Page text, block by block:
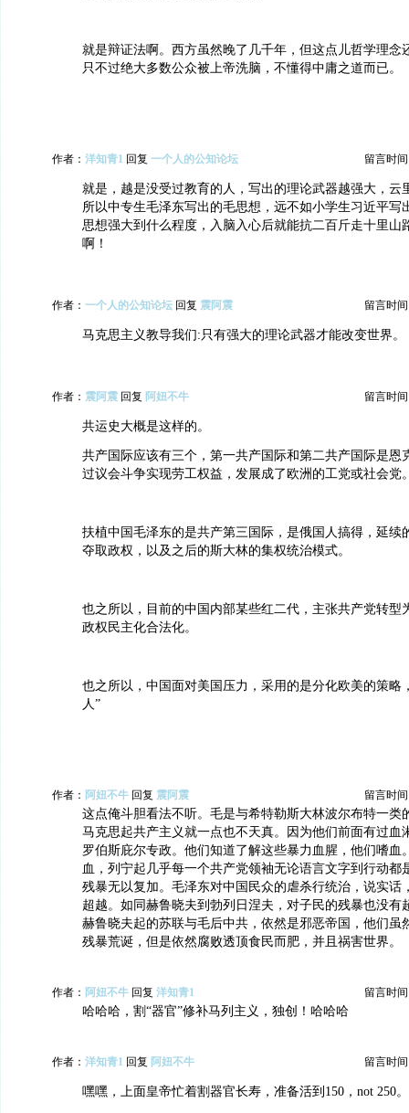
就是辩证法啊。西方虽然晚了几千年，但这点儿哲学理念
只不过绝大多数公众被上帝洗脑，不懂得中庸之道而已。
作者： 洋知青1 回复 一个人的公知论坛 留言时间
就是，越是没受过教育的人，写出的理论武器越强大，云
所以中专生毛泽东写出的毛思想，远不如小学生习近平写
思想强大到什么程度，入脑入心后就能抗二百斤走十里山
啊！
作者： 一个人的公知论坛 回复 震阿震 留言时间
马克思主义教导我们:只有强大的理论武器才能改变世界。
作者： 震阿震 回复 阿妞不牛 留言时间
共运史大概是这样的。
共产国际应该有三个，第一共产国际和第二共产国际是恩
过议会斗争实现劳工权益，发展成了欧洲的工党或社会党
扶植中国毛泽东的是共产第三国际，是俄国人搞得，延续
夺取政权，以及之后的斯大林的集权统治模式。
也之所以，目前的中国内部某些红二代，主张共产党转型
政权民主化合法化。
也之所以，中国面对美国压力，采用的是分化欧美的策略
人”
作者： 阿妞不牛 回复 震阿震 留言时间
这点俺斗胆看法不听。毛是与希特勒斯大林波尔布特一类
马克思起共产主义就一点也不天真。因为他们前面有过血
罗伯斯庇尔专政。他们知道了解这些暴力血腥，他们嗜血
血，列宁起几乎每一个共产党领袖无论语言文字到行动都
残暴无以复加。毛泽东对中国民众的虐杀行统治，说实话
超越。如同赫鲁晓夫到勃列日涅夫，对子民的残暴也没有
赫鲁晓夫起的苏联与毛后中共，依然是邪恶帝国，他们虽
残暴荒诞，但是依然腐败透顶食民而肥，并且祸害世界。
作者： 阿妞不牛 回复 洋知青1 留言时间
哈哈哈，割“器官”修补马列主义，独创！哈哈哈
作者： 洋知青1 回复 阿妞不牛 留言时间
嘿嘿，上面皇帝忙着割器官长寿，准备活到150，not 250。